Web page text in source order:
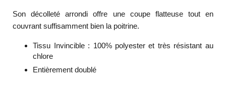
Son décolleté arrondi offre une coupe flatteuse tout en
couvrant suffisamment bien la poitrine.
Tissu Invincible : 100% polyester et très résistant au
chlore
Entièrement doublé